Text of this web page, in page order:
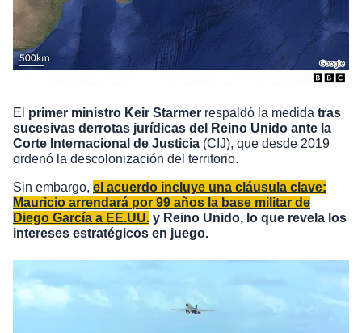
El primer ministro Keir Starmer respaldó la medida tras
sucesivas derrotas jurídicas del Reino Unido ante la
Corte Internacional de Justicia (CIJ), que desde 2019
ordenó la descolonización del territorio.
Sin embargo, el acuerdo incluye una cláusula clave:
Mauricio arrendará por 99 años la base militar de
Diego García a EE.UU. y Reino Unido, lo que revela los
intereses estratégicos en juego.